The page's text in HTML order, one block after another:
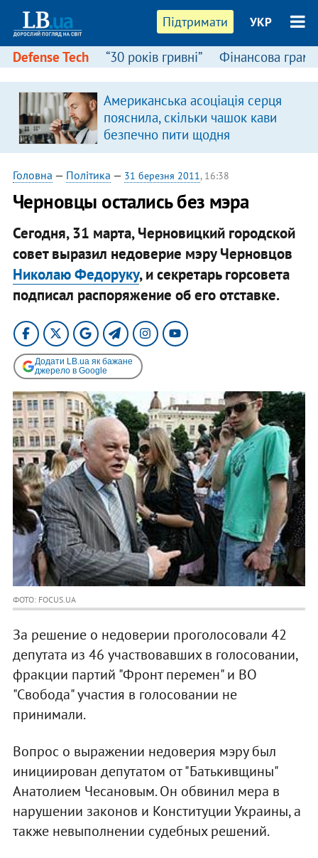
Підтримати УКР
Defense Tech “30 років гривні” Фінансова
Американська асоціація серця
пояснила, скільки чашок кави
безпечно пити щодня
Головна — Політика — 31 березня 2011, 16:38
Черновцы остались без мэра
Сегодня, 31 марта, Черновицкий городской
совет выразил недоверие мэру Черновцов
Николаю Федоруку, и секретарь горсовета
подписал распоряжение об его отставке.
Додати LB.ua як бажане
джерело в Google
ФОТО: FOCUS.UA
За решение о недоверии проголосовали 42
депутата из 46 участвовавших в голосовании,
фракции партий "Фронт перемен" и ВО
"Свобода" участия в голосовании не
принимали.
Вопрос о выражении недоверия мэру был
инициирован депутатом от "Батькивщины"
Анатолием Чесановым. Он обвинил мера в
нарушении законов и Конституции Украины, а
также невыполнении судебных решений.